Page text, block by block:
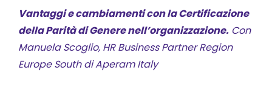
Vantaggi e cambiamenti con la Certificazione
della Parità di Genere nell’organizzazione. Con
Manuela Scoglio, HR Business Partner Region
Europe South di Aperam Italy